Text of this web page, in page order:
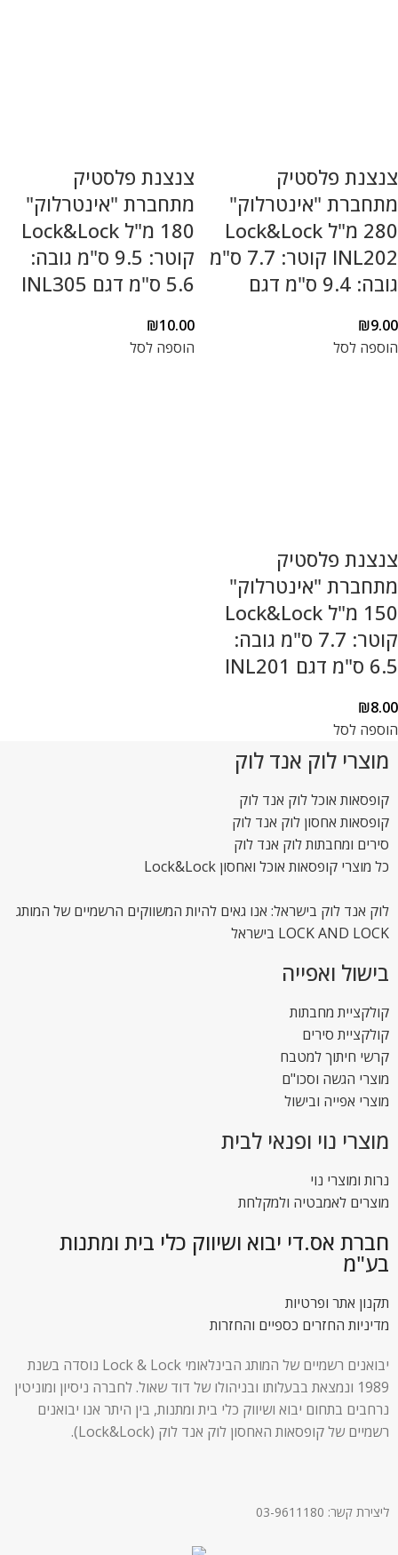
צנצנת פלסטיק
מתחברת "אינטרלוק"
280 מ"ל Lock&Lock
INL202 קוטר: 7.7 ס"מ
גובה: 9.4 ס"מ דגם
₪9.00
הוספה לסל
צנצנת פלסטיק
מתחברת "אינטרלוק"
180 מ"ל Lock&Lock
קוטר: 9.5 ס"מ גובה:
5.6 ס"מ דגם INL305
₪10.00
הוספה לסל
צנצנת פלסטיק
מתחברת "אינטרלוק"
150 מ"ל Lock&Lock
קוטר: 7.7 ס"מ גובה:
6.5 ס"מ דגם INL201
₪8.00
הוספה לסל
מוצרי לוק אנד לוק
קופסאות אוכל לוק אנד לוק
קופסאות אחסון לוק אנד לוק
סירים ומחבתות לוק אנד לוק
כל מוצרי קופסאות אוכל ואחסון Lock&Lock
לוק אנד לוק בישראל: אנו גאים להיות המשווקים הרשמיים של המותג
LOCK AND LOCK בישראל
בישול ואפייה
קולקציית מחבתות
קולקציית סירים
קרשי חיתוך למטבח
מוצרי הגשה וסכו"ם
מוצרי אפייה ובישול
מוצרי נוי ופנאי לבית
נרות ומוצרי נוי
מוצרים לאמבטיה ולמקלחת
חברת אס.די יבוא ושיווק כלי בית ומתנות
בע"מ
תקנון אתר ופרטיות
מדיניות החזרים כספיים והחזרות
יבואנים רשמיים של המותג הבינלאומי Lock & Lock נוסדה בשנת
1989 ונמצאת בבעלותו ובניהולו של דוד שאול. לחברה ניסיון ומוניטין
נרחבים בתחום יבוא ושיווק כלי בית ומתנות, בין היתר אנו יבואנים
רשמיים של קופסאות האחסון לוק אנד לוק (Lock&Lock).
ליצירת קשר: 03-9611180